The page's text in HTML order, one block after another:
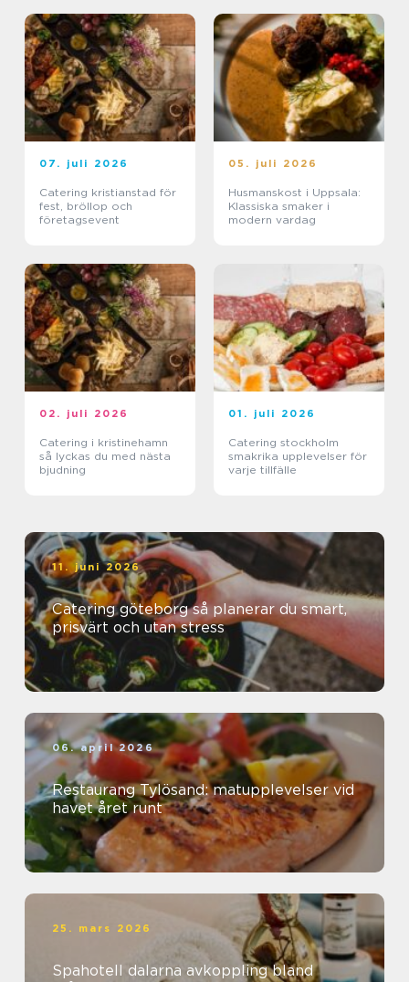
07. juli 2026
Catering kristianstad för
fest, bröllop och
företagsevent
05. juli 2026
Husmanskost i Uppsala:
Klassiska smaker i
modern vardag
02. juli 2026
Catering i kristinehamn
så lyckas du med nästa
bjudning
01. juli 2026
Catering stockholm
smakrika upplevelser för
varje tillfälle
11. juni 2026
Catering göteborg så planerar du smart,
prisvärt och utan stress
06. april 2026
Restaurang Tylösand: matupplevelser vid
havet året runt
25. mars 2026
Spahotell dalarna avkoppling bland